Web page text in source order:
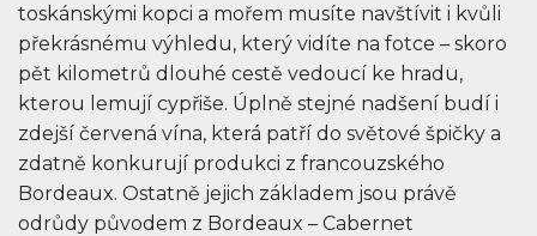
toskánskými kopci a mořem musíte navštívit i kvůli
překrásnému výhledu, který vidíte na fotce – skoro
pět kilometrů dlouhé cestě vedoucí ke hradu,
kterou lemují cypřiše. Úplně stejné nadšení budí i
zdejší červená vína, která patří do světové špičky a
zdatně konkurují produkci z francouzského
Bordeaux. Ostatně jejich základem jsou právě
odrůdy původem z Bordeaux – Cabernet